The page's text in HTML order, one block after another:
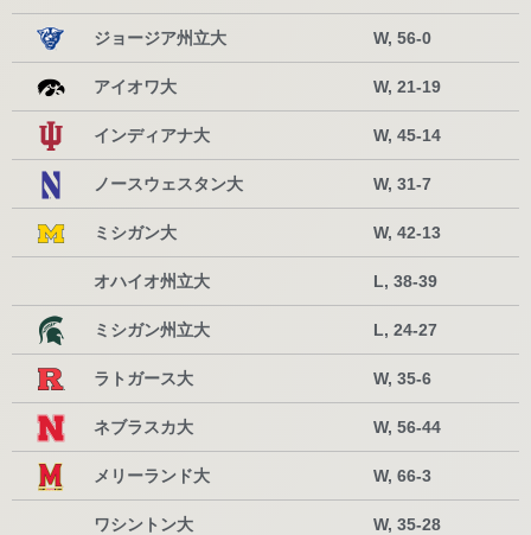
ジョージア州立大 W, 56-0
アイオワ大 W, 21-19
インディアナ大 W, 45-14
ノースウェスタン大 W, 31-7
ミシガン大 W, 42-13
オハイオ州立大 L, 38-39
ミシガン州立大 L, 24-27
ラトガース大 W, 35-6
ネブラスカ大 W, 56-44
メリーランド大 W, 66-3
ワシントン大 W, 35-28